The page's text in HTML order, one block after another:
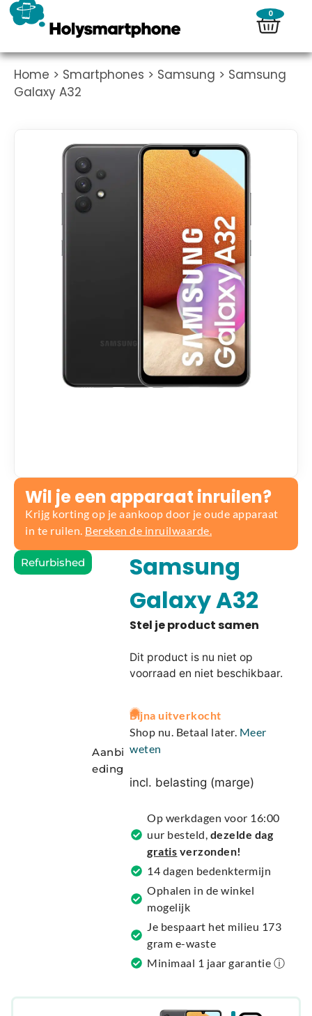
0
Home > Smartphones > Samsung > Samsung
Galaxy A32
Wil je een apparaat inruilen?
Krijg korting op je aankoop door je oude apparaat
in te ruilen. Bereken de inruilwaarde.
Refurbished
Aanbi
eding
Samsung
Galaxy A32
Dit product is nu niet op
voorraad en niet beschikbaar.
A
l
t
r
t
v
e
:
Bijna uitverkocht
Shop nu. Betaal later. Meer
weten
incl. belasting (marge)
Op werkdagen voor 16:00
uur besteld, dezelde dag
gratis verzonden!
14 dagen bedenktermijn
Ophalen in de winkel
mogelijk
Je bespaart het milieu 173
gram e-waste
Minimaal 1 jaar garantie ⓘ